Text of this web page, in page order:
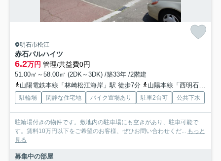
明石市松江
赤石パルハイツ
6.2万円 管理/共益費0円
51.00㎡～58.00㎡ (2DK～3DK) /築33年 /2階建
山陽電鉄本線「林崎松江海岸」駅 徒歩7分
山陽本線「西明石」駅 徒歩27分
駐輪場 閑静な住宅地 バイク置場あり 駐車2台可 公共下水
駐輪場付きの物件です。敷地内の駐車場にも空きがあり、駐車可能で
す。賃料10万円以下をご希望のお客様、ぜひお問い合わせくだ... もっと
見る
募集中の部屋